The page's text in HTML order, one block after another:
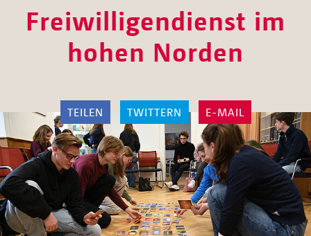
Freiwilligendienst im
hohen Norden
TEILEN TWITTERN E-MAIL